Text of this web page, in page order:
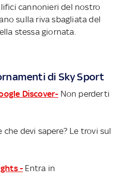
cannonieri del nostro
sulla riva sbagliata del
stessa giornata.
di Sky Sport
Discover- Non perderti
che devi sapere? Le trovi sul
- Entra in